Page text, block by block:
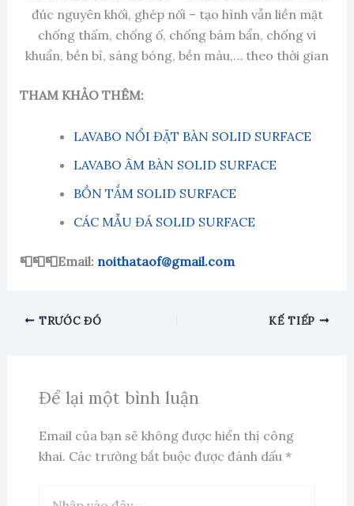
đúc nguyên khối, ghép nối – tạo hình vẫn liền mặt
chống thấm, chống ố, chống bám bẩn, chống vi
khuẩn, bền bỉ, sáng bóng, bền màu,… theo thời gian
THAM KHẢO THÊM:
LAVABO NỔI ĐẶT BÀN SOLID SURFACE
LAVABO ÂM BÀN SOLID SURFACE
BỒN TẮM SOLID SURFACE
CÁC MẪU ĐÁ SOLID SURFACE
📮📮📮Email: noithataof@gmail.com
TRƯỚC ĐÓ KẾ TIẾP
Để lại một bình luận
Email của bạn sẽ không được hiển thị công
khai. Các trường bắt buộc được đánh dấu *